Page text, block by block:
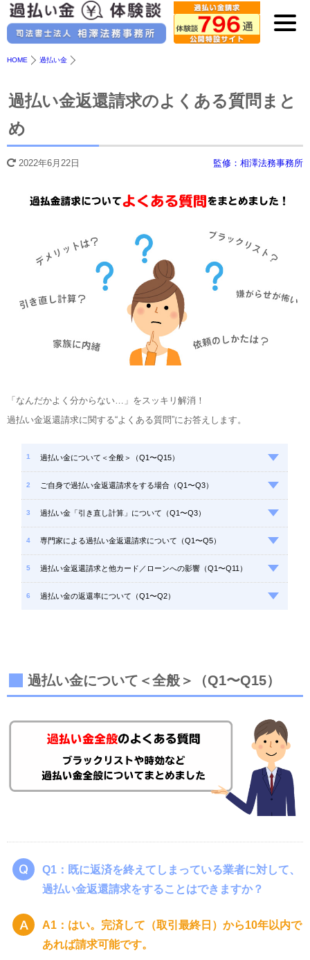
HOME 過払い金
過払い金返還請求のよくある質問まと
め
2022年6月22日 監修：相澤法務事務所
「なんだかよく分からない…」をスッキリ解消！
過払い金返還請求に関する“よくある質問”にお答えします。
過払い金について＜全般＞（Q1〜Q15）
ご自身で過払い金返還請求をする場合（Q1〜Q3）
過払い金「引き直し計算」について（Q1〜Q3）
専門家による過払い金返還請求について（Q1〜Q5）
過払い金返還請求と他カード／ローンへの影響（Q1〜Q11）
過払い金の返還率について（Q1〜Q2）
過払い金について＜全般＞（Q1〜Q15）
Q1：既に返済を終えてしまっている業者に対して、
過払い金返還請求をすることはできますか？
A1：はい。完済して（取引最終日）から10年以内で
あれば請求可能です。